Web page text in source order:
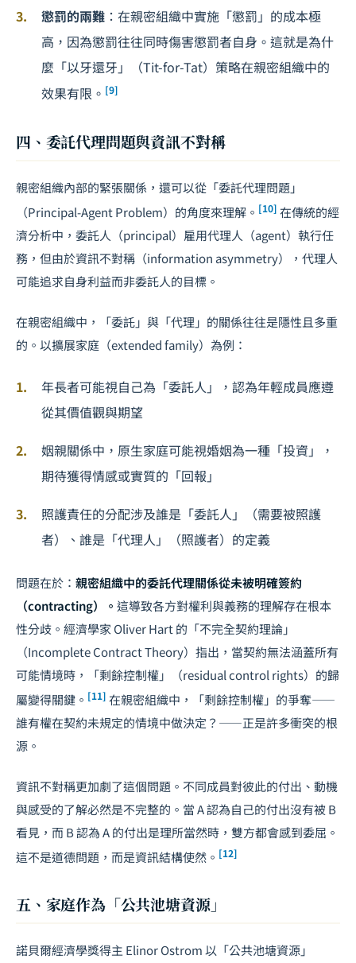
懲罰的兩難 ：在親密組織中實施「懲罰」的成本極
高，因為懲罰往往同時傷害懲罰者自身。這就是為什
麼「以牙還牙」（Tit-for-Tat）策略在親密組織中的
效果有限。 [9]
四、委託代理問題與資訊不對稱
親密組織內部的緊張關係，還可以從「委託代理問題」
（Principal-Agent Problem）的角度來理解。 [10] 在傳統的經
濟分析中，委託人（principal）雇用代理人（agent）執行任
務，但由於資訊不對稱（information asymmetry），代理人
可能追求自身利益而非委託人的目標。
在親密組織中，「委託」與「代理」的關係往往是隱性且多重
的。以擴展家庭（extended family）為例：
年長者可能視自己為「委託人」，認為年輕成員應遵
從其價值觀與期望
姻親關係中，原生家庭可能視婚姻為一種「投資」，
期待獲得情感或實質的「回報」
照護責任的分配涉及誰是「委託人」（需要被照護
者）、誰是「代理人」（照護者）的定義
問題在於： 親密組織中的委託代理關係從未被明確簽約
（contracting）。 這導致各方對權利與義務的理解存在根本
性分歧。經濟學家 Oliver Hart 的「不完全契約理論」
（Incomplete Contract Theory）指出，當契約無法涵蓋所有
可能情境時，「剩餘控制權」（residual control rights）的歸
屬變得關鍵。 [11] 在親密組織中，「剩餘控制權」的爭奪——
誰有權在契約未規定的情境中做決定？——正是許多衝突的根
源。
資訊不對稱更加劇了這個問題。不同成員對彼此的付出、動機
與感受的了解必然是不完整的。當 A 認為自己的付出沒有被 B
看見，而 B 認為 A 的付出是理所當然時，雙方都會感到委屈。
這不是道德問題，而是資訊結構使然。 [12]
五、家庭作為「公共池塘資源」
諾貝爾經濟學獎得主 Elinor Ostrom 以「公共池塘資源」